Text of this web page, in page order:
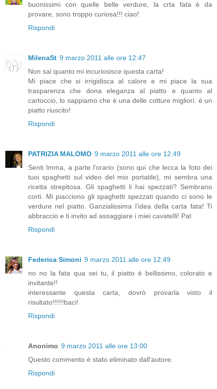
buonissimi con quelle belle verdure, la crta fata è da
provare, sono troppo curiosa!!! ciao!
Rispondi
MilenaSt 9 marzo 2011 alle ore 12:47
Non sai quanto mi incuriosisce questa carta!
Mi piace che si irrigidisca al calore e mi piace la sua
trasparenza che dona eleganza al piatto e quanto al
cartoccio, lo sappiamo che è una delle cotture migliori: è un
piatto riuscito!
Rispondi
PATRIZIA MALOMO 9 marzo 2011 alle ore 12:49
Senti Imma, a parte l'orario (sono qui che lecca la foto dei
tuoi spaghetti sul video del mio portatile), mi sembra una
ricetta strepitosa. Gli spaghetti li hai spezzati? Sembrano
corti. Mi piacciono gli spaghetti spezzati quando ci sono le
verdure nel piatto. Ganzialissima l'idea della carta fata! Ti
abbraccio e ti invito ad assaggiare i miei cavatelli! Pat
Rispondi
Federica Simoni 9 marzo 2011 alle ore 12:49
no no la fata qua sei tu, il piatto è bellissimo, colorato e
invitante!!
interessante questa carta, dovrò provarla visto il
risultato!!!!!!baci!
Rispondi
Anonimo 9 marzo 2011 alle ore 13:00
Questo commento è stato eliminato dall'autore.
Rispondi